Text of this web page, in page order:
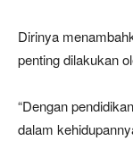
Dirinya
penting dilakukan
“Dengan
dalam